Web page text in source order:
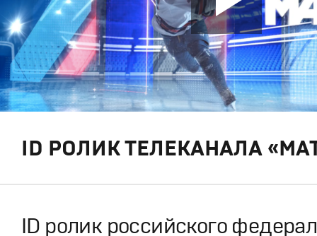
ID РОЛИК ТЕЛЕКАНАЛА
ID ролик российского